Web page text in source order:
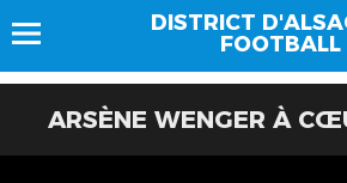
DISTRICT
FOOTBALL
ARSÈNE WENGER À